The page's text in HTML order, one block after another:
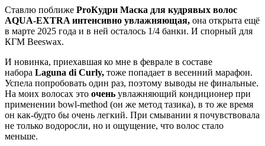
Ставлю поближе ProКудри Маска для кудрявых волос
AQUA-EXTRA интенсивно увлажняющая, она открыта ещё
в марте 2025 года и в ней осталось 1/4 банки. И спорный для
КГМ Beeswax.
И новинка, приехавшая ко мне в феврале в составе
набора Laguna di Curly, тоже попадает в весенний марафон.
Успела попробовать один раз, поэтому выводы не финальные.
На моих волосах это очень увлажняющий кондиционер при
применении bowl-method (он же метод тазика), в то же время
он как-будто бы очень легкий. При смывании я почувствовала
не только водоросли, но и ощущение, что волос стало
меньше.